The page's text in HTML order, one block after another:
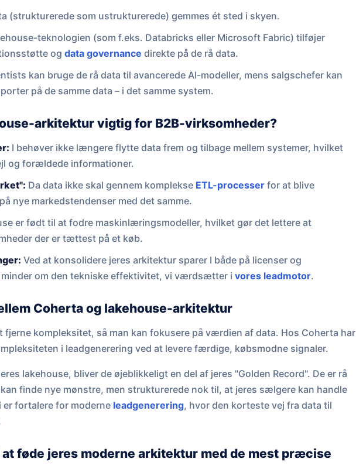
(strukturerede som ustrukturerede) gemmes ét sted i skyen.
teknologien (som f.eks. Databricks eller Microsoft Fabric) tilføjer
ogdata governance direkte på de rå data.
kan bruge de rå data til avancerede AI-modeller, mens salgschefer kan
på de samme data – i det samme system.
arkitektur vigtig for B2B-virksomheder?
I behøver ikke længere flytte data frem og tilbage mellem systemer, hvilket
og forældede informationer.
Da data ikke skal gennem komplekse ETL-processer for at blive
nye markedstendenser med det samme.
er født til at fodre maskinlæringsmodeller, hvilket gør det lettere at
der er tættest på et køb.
Ved at konsolidere jeres arkitektur sparer I både på licenser og
minder om den tekniske effektivitet, vi værdsætter ivores leadmotor.
Coherta og lakehouse-arkitektur
fjerne kompleksitet, så man kan fokusere på værdien af data. Hos Coherta har
i leadgenerering ved at levere færdige, købsmodne signaler.
lakehouse, bliver de øjeblikkeligt en del af jeres "Golden Record". De er rå
finde nye mønstre, men strukturerede nok til, at jeres sælgere kan handle
er fortalere for moderne leadgenerering, hvor den korteste vej fra data til
føde jeres moderne arkitektur med de mest præcise